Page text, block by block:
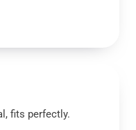
fits perfectly.